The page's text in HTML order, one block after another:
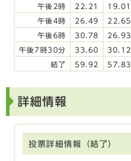
午後2時 22.21 19.01
午後4時 26.49 22.65
午後6時 30.78 26.93
午後7時30分 33.60 30.12
結了 59.92 57.83
詳細情報
投票詳細情報（結了）